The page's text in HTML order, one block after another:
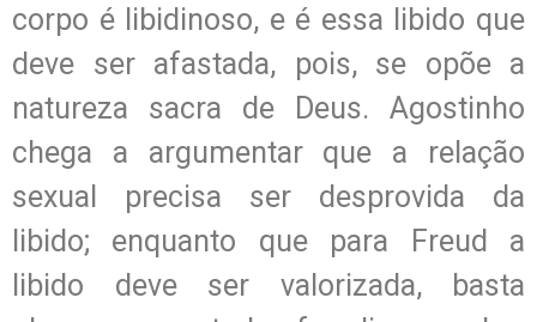
corpo é libidinoso, e é essa libido que
deve ser afastada, pois, se opõe a
natureza sacra de Deus. Agostinho
chega a argumentar que a relação
sexual precisa ser desprovida da
libido; enquanto que para Freud a
libido deve ser valorizada, basta